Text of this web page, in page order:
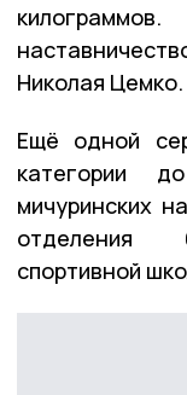
Николая Цемко.
Ещё одной
категории
мичуринских
отделения
спортивной